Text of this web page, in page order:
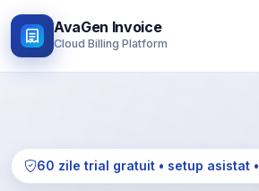
AvaGen Invoice
Cloud Billing Platform
60 zile trial gratuit • setup asistat •